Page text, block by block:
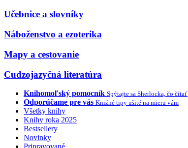
Učebnice a slovníky
Náboženstvo a ezoterika
Mapy a cestovanie
Cudzojazyčná literatúra
Knihomoľský pomocník Spýtajte sa Sherlocka, čo čítať
Odporúčame pre vás Knižné tipy ušité na mieru vám
Všetky knihy
Knihy roka 2025
Bestsellery
Novinky